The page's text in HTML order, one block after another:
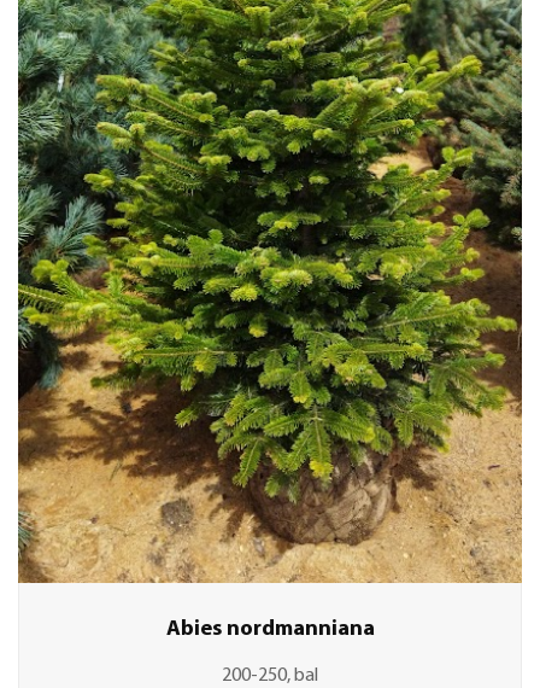
Abies nordmanniana
200-250, bal